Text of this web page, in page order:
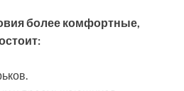
более комфортные,